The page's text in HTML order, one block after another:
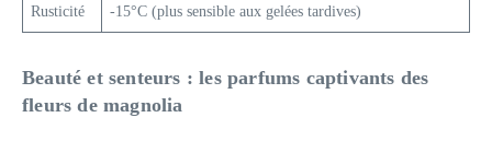
Rusticité -15°C (plus sensible aux gelées tardives)
Beauté et senteurs : les parfums captivants des
fleurs de magnolia